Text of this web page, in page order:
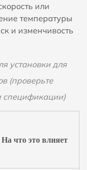
или
температуры
и изменчивость
установки для
(проверьте
спецификации)
На что это влияет